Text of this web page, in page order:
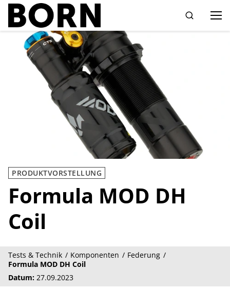
PRODUKTVORSTELLUNG
Formula MOD DH
Coil
Tests & Technik Komponenten
Federung
Formula MOD DH Coil
Datum: 27.09.2023
Drücken Sie die Eingabetaste zum Suchen